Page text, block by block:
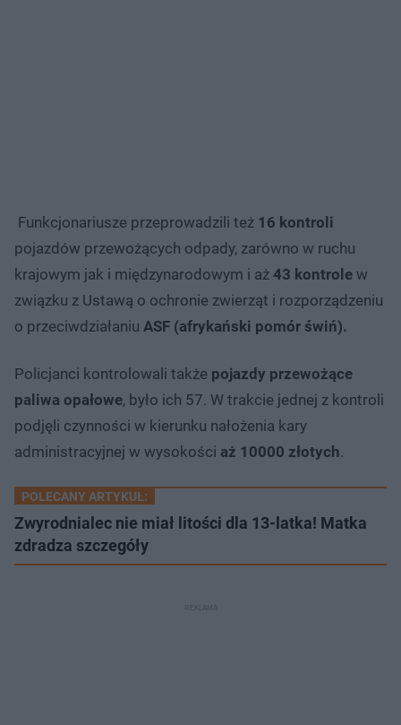
Funkcjonariusze przeprowadzili też 16 kontroli
pojazdów przewożących odpady, zarówno w ruchu
krajowym jak i międzynarodowym i aż 43 kontrole w
związku z Ustawą o ochronie zwierząt i rozporządzeniu
o przeciwdziałaniu ASF (afrykański pomór świń).
Policjanci kontrolowali także pojazdy przewożące
paliwa opałowe, było ich 57. W trakcie jednej z kontroli
podjęli czynności w kierunku nałożenia kary
administracyjnej w wysokości aż 10000 złotych.
POLECANY ARTYKUŁ:
Zwyrodnialec nie miał litości dla 13-latka! Matka
zdradza szczegóły